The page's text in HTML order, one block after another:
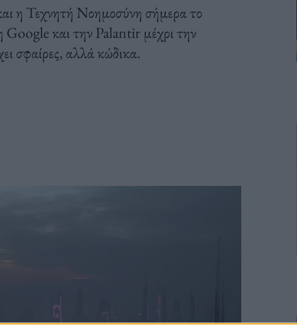
η Τεχνητή Νοημοσύνη σήμερα το
Google και την Palantir μέχρι την
σφαίρες, αλλά κώδικα.